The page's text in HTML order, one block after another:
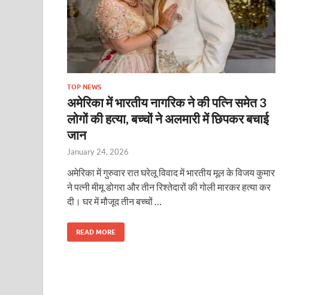
TOP NEWS
अमेरिका में भारतीय नागरिक ने की पत्नि समेत 3
लोगों की हत्या, बच्चों ने अलमारी में छिपकर बचाई
जान
January 24, 2026
अमेरिका में गुरुवार रात घरेलू विवाद में भारतीय मूल के विजय कुमार
ने पत्नी मीमू डोगरा और तीन रिश्तेदारों की गोली मारकर हत्या कर
दी। घर में मौजूद तीन बच्चों …
READ MORE